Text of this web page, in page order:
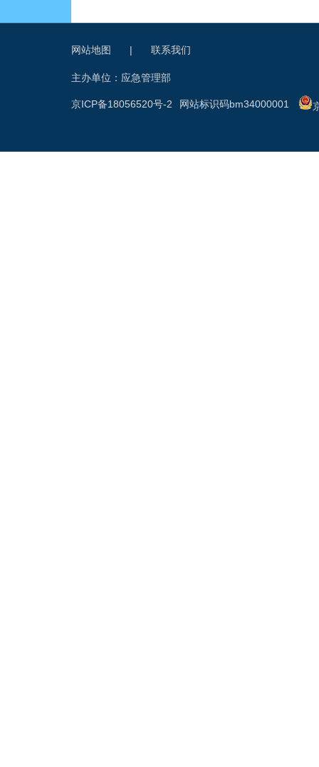
网站地图 | 联系我们
主办单位：应急管理部
网站标识码bm34000001
京ICP备18056520号-2